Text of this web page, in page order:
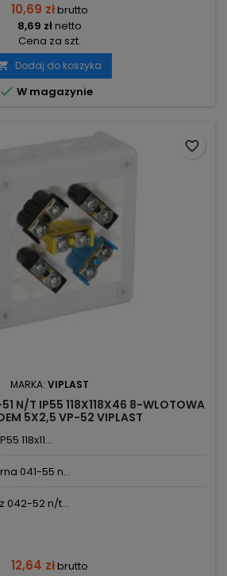
10,69 złbrutto
8,69 złnetto
Cena za szt.
Dodaj do koszyka
 W magazynie
MARKA: VIPLAST
N/T IP55 118X118X46 8-WLOTOWA
5X2,5 VP-52 VIPLAST
118x11...
041-55 n...
042-52 n/t...
12,64 złbrutto
favorite_border